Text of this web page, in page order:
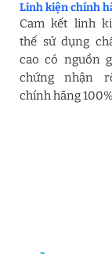
Linh kiện chính
Cam kết linh
thế sử dụng
cao có nguồn
chứng nhận
chính hãng 100%